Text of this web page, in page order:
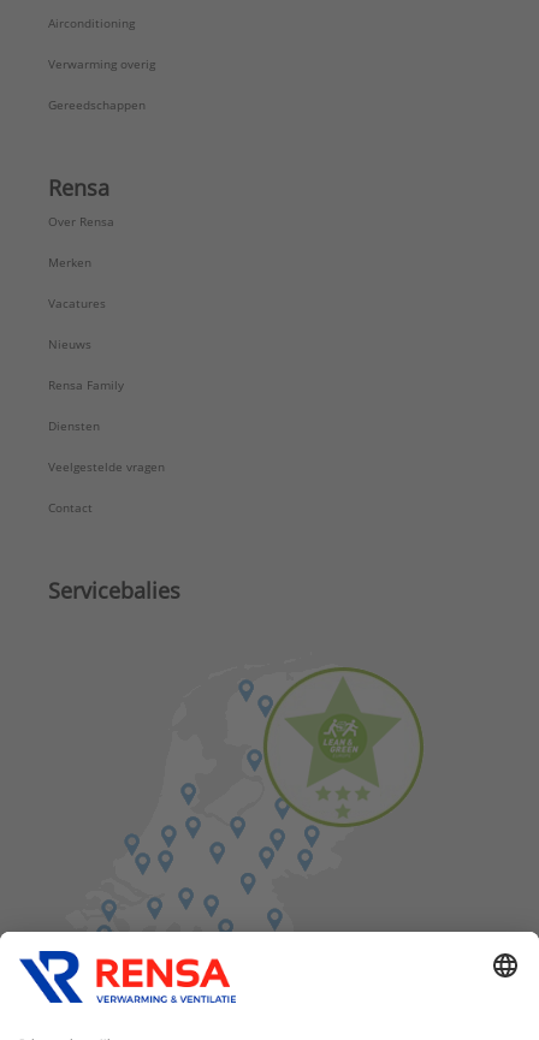
Airconditioning
Verwarming overig
Gereedschappen
Rensa
Over Rensa
Merken
Vacatures
Nieuws
Rensa Family
Diensten
Veelgestelde vragen
Contact
Servicebalies